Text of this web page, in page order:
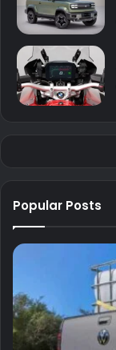
Popular Posts